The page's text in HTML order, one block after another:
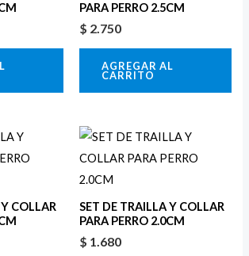
PARA PERRO 2.5CM
$ 2.750
AGREGAR AL
CARRITO
COLLAR
SET DE TRAILLA Y COLLAR
PARA PERRO 2.0CM
$ 1.680